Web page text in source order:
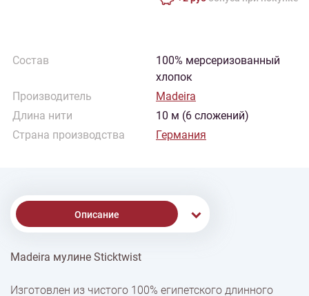
Состав
100% мерсеризованный
хлопок
Производитель
Madeira
Длина нити
10 м (6 сложений)
Страна производства
Германия
Описание
% Скидки
Madeira мулине Sticktwist
Изготовлен из чистого 100% египетского длинного